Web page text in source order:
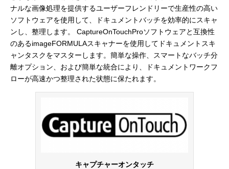
ナルな画像処理を提供するユーザーフレンドリーで生産性の高い
ソフトウェアを使用して、ドキュメントバッチを効率的にスキャ
ンし、整理します。 CaptureOnTouchProソフトウェアと互換性
のあるimageFORMULAスキャナーを使用してドキュメントスキ
ャンタスクをマスターします。簡単な操作、スマートなバッチ分
離オプション、および簡単な統合により、ドキュメントワークフ
ローが高速かつ整理された状態に保たれます。
キャプチャーオンタッチ